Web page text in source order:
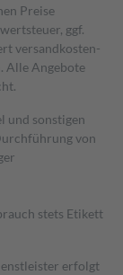
Preise
ggf.
versand­kosten­
Alle Angebote
und sonstigen
von
stets Etikett
erfolgt